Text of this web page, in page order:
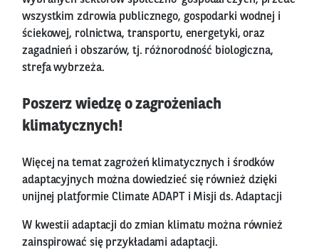
wszystkim zdrowia publicznego, gospodarki wodnej i
ściekowej, rolnictwa, transportu, energetyki, oraz
zagadnień i obszarów, tj. różnorodność biologiczna,
strefa wybrzeża.
Poszerz wiedzę o zagrożeniach
klimatycznych!
Więcej na temat zagrożeń klimatycznych i środków
adaptacyjnych można dowiedzieć się również dzięki
unijnej platformie Climate ADAPT i Misji ds. Adaptacji
W kwestii adaptacji do zmian klimatu można również
zainspirować się przykładami adaptacji.